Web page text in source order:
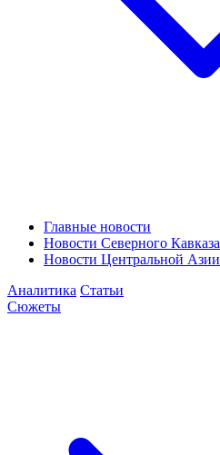
Главные новости
Новости Северного Кавказа
Новости Центральной Азии
Аналитика Статьи
Сюжеты